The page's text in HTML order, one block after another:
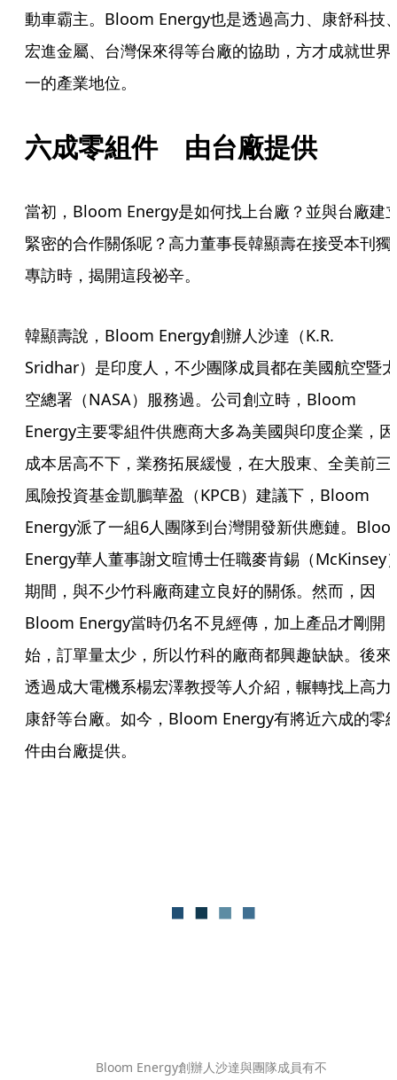
動車霸主。Bloom Energy也是透過高力、康舒科技
宏進金屬、台灣保來得等台廠的協助，方才成就世界
一的產業地位。
六成零組件　由台廠提供
當初，Bloom Energy是如何找上台廠？並與台廠建
緊密的合作關係呢？高力董事長韓顯壽在接受本刊獨
專訪時，揭開這段祕辛。
韓顯壽說，Bloom Energy創辦人沙達（K.R.
Sridhar）是印度人，不少團隊成員都在美國航空暨太
空總署（NASA）服務過。公司創立時，Bloom
Energy主要零組件供應商大多為美國與印度企業，因
成本居高不下，業務拓展緩慢，在大股東、全美前三
風險投資基金凱鵬華盈（KPCB）建議下，Bloom
Energy派了一組6人團隊到台灣開發新供應鏈。
Energy華人董事謝文暄博士任職麥肯錫（McKinsey
期間，與不少竹科廠商建立良好的關係。然而，因
Bloom Energy當時仍名不見經傳，加上產品才剛開
始，訂單量太少，所以竹科的廠商都興趣缺缺。後來
透過成大電機系楊宏澤教授等人介紹，輾轉找上高力
康舒等台廠。如今，Bloom Energy有將近六成的零
件由台廠提供。
Bloom Energy創辦人沙達與團隊成員有不